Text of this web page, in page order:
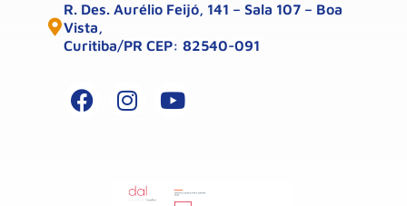
R. Des. Aurélio Feijó, 141 – Sala 107 – Boa
Vista,
Curitiba/PR CEP: 82540-091